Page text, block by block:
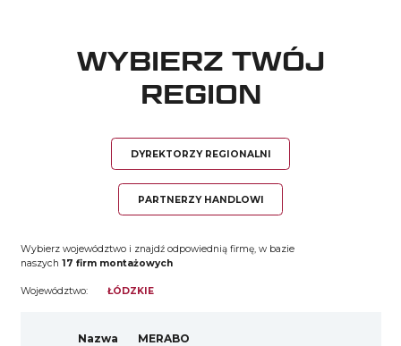
WYBIERZ TWÓJ
REGION
DYREKTORZY REGIONALNI
PARTNERZY HANDLOWI
Wybierz województwo i znajdź odpowiednią firmę, w bazie
naszych 17 firm montażowych
Województwo: ŁÓDZKIE
Nazwa
MERABO